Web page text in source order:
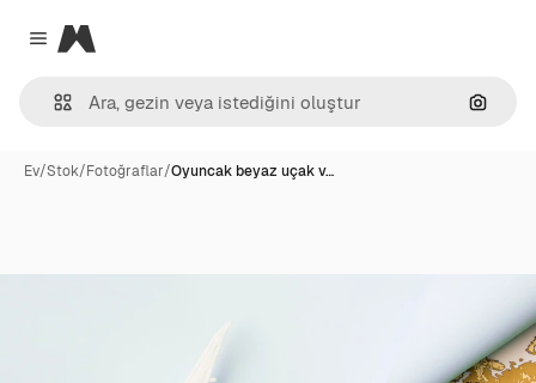
Close menu
Magnific
Ev/Stok/Fotoğraflar/Oyuncak beyaz uçak v…